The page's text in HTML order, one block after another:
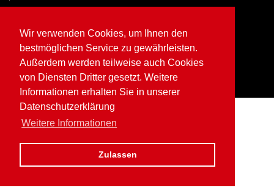
Wir verwenden Cookies, um Ihnen den
bestmöglichen Service zu gewährleisten.
Außerdem werden teilweise auch Cookies
von Diensten Dritter gesetzt. Weitere
Informationen erhalten Sie in unserer
Datenschutzerklärung
Weitere Informationen
Zulassen